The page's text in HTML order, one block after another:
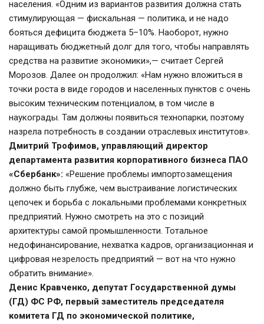
населения. «Одним из вариантов развития должна стать
стимулирующая — фискальная — политика, и не надо
бояться дефицита бюджета 5–10%. Наоборот, нужно
наращивать бюджетный долг для того, чтобы направлять
средства на развитие экономики»,— считает Сергей
Морозов. Далее он продолжил: «Нам нужно вложиться в
точки роста в виде городов и населенных пунктов с очень
высоким техническим потенциалом, в том числе в
наукограды. Там должны появиться технопарки, поэтому
назрела потребность в создании отраслевых институтов».
Дмитрий Трофимов, управляющий директор
департамента развития корпоративного бизнеса ПАО
«Сбербанк»: «Решение проблемы импортозамещения
должно быть глубже, чем выстраивание логистических
цепочек и борьба с локальными проблемами конкретных
предприятий. Нужно смотреть на это с позиций
архитектуры самой промышленности. Тотальное
недофинансирование, нехватка кадров, организационная и
цифровая незрелость предприятий — вот на что нужно
обратить внимание».
Денис Кравченко, депутат Государственной думы
(ГД) ФС РФ, первый заместитель председателя
комитета ГД по экономической политике,